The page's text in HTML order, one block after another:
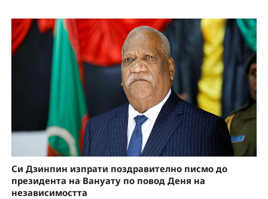
Си Дзинпин изпрати поздравително писмо до
президента на Вануату по повод Деня на
независимостта